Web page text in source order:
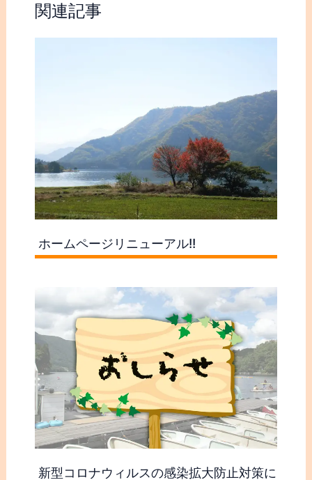
関連記事
ホームページリニューアル!!
新型コロナウィルスの感染拡大防止対策に